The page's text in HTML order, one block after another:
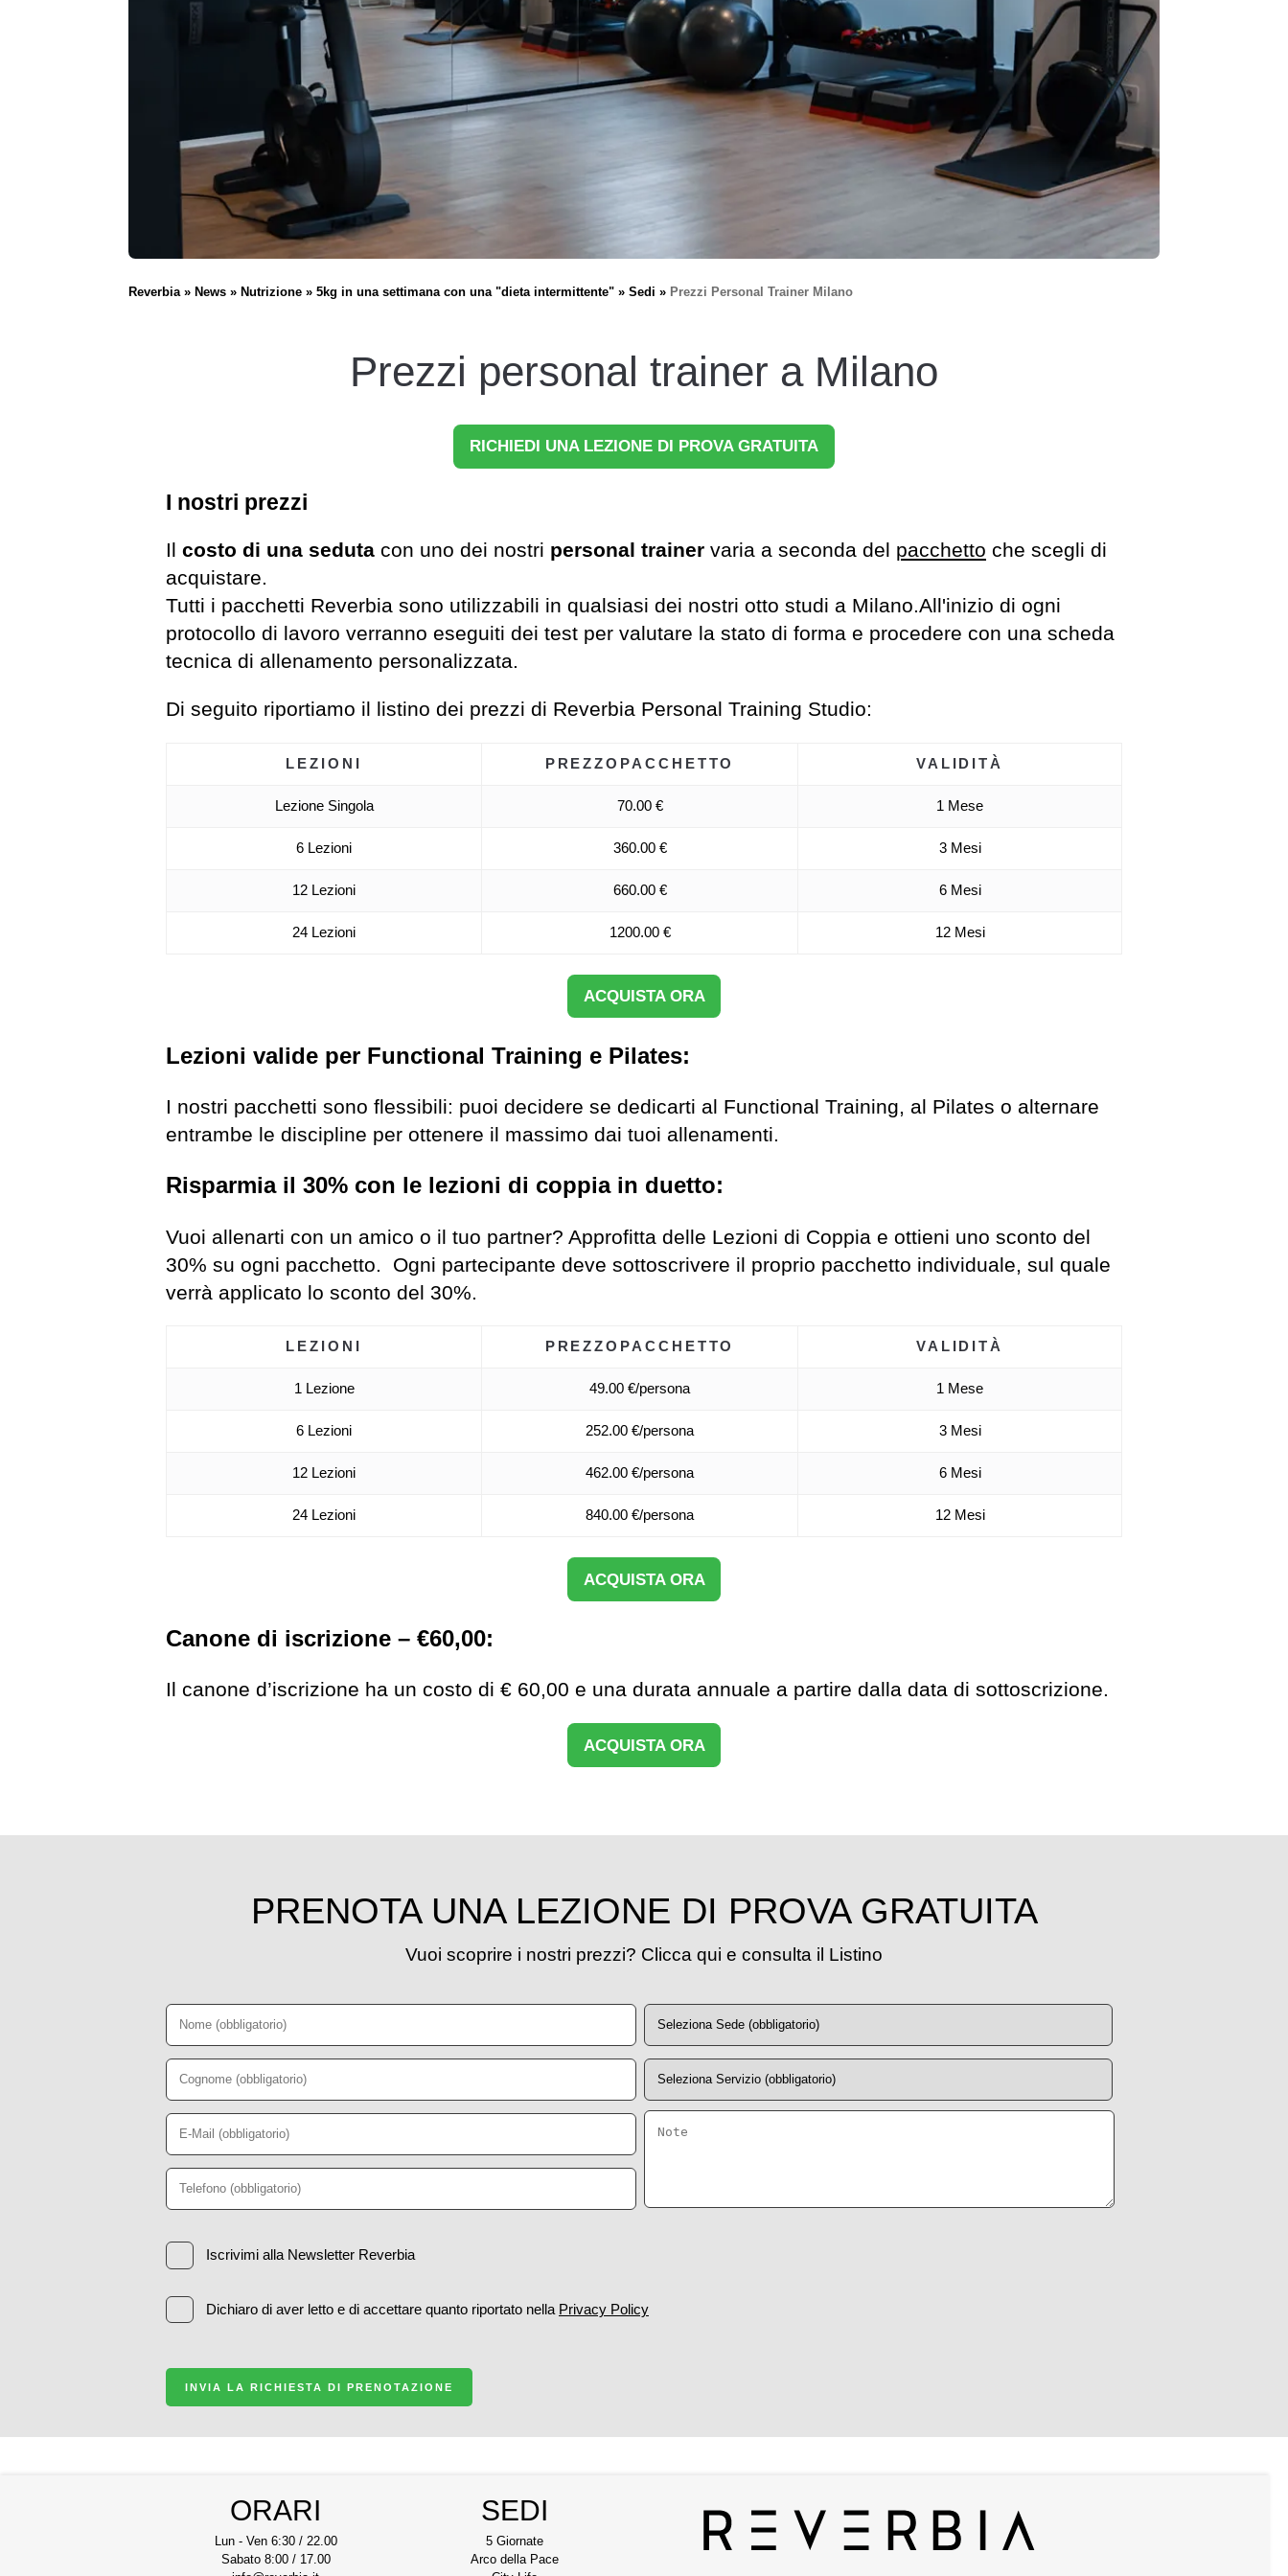
Reverbia News Nutrizione 5kg in una settimana con una "dieta intermittente" Sedi Prezzi Personal Trainer Milano
Prezzi personal trainer a Milano
RICHIEDI UNA LEZIONE DI PROVA GRATUITA
I nostri prezzi
Il costo di una seduta con uno dei nostri personal trainer varia a seconda del pacchetto che scegli di
acquistare.
Tutti i pacchetti Reverbia sono utilizzabili in qualsiasi dei nostri otto studi a Milano.All'inizio di ogni
protocollo di lavoro verranno eseguiti dei test per valutare la stato di forma e procedere con una scheda
tecnica di allenamento personalizzata.
Di seguito riportiamo il listino dei prezzi di Reverbia Personal Training Studio:
LEZIONI PREZZO PACCHETTO VALIDITÀ
Lezione Singola 70.00 € 1 Mese
6 Lezioni 360.00 € 3 Mesi
12 Lezioni 660.00 € 6 Mesi
24 Lezioni 1200.00 € 12 Mesi
ACQUISTA ORA
Lezioni valide per Functional Training e Pilates:
I nostri pacchetti sono flessibili: puoi decidere se dedicarti al Functional Training, al Pilates o alternare
entrambe le discipline per ottenere il massimo dai tuoi allenamenti.
Risparmia il 30% con le lezioni di coppia in duetto:
Vuoi allenarti con un amico o il tuo partner? Approfitta delle Lezioni di Coppia e ottieni uno sconto del
30% su ogni pacchetto. Ogni partecipante deve sottoscrivere il proprio pacchetto individuale, sul quale
verrà applicato lo sconto del 30%.
LEZIONI PREZZO PACCHETTO VALIDITÀ
1 Lezione 49.00 €/persona 1 Mese
6 Lezioni 252.00 €/persona 3 Mesi
12 Lezioni 462.00 €/persona 6 Mesi
24 Lezioni 840.00 €/persona 12 Mesi
ACQUISTA ORA
Canone di iscrizione – €60,00:
Il canone d’iscrizione ha un costo di € 60,00 e una durata annuale a partire dalla data di sottoscrizione.
ACQUISTA ORA
PRENOTA UNA LEZIONE DI PROVA GRATUITA
Vuoi scoprire i nostri prezzi? Clicca qui e consulta il Listino
Iscrivimi alla Newsletter Reverbia
Dichiaro di aver letto e di accettare quanto riportato nella Privacy Policy
INVIA LA RICHIESTA DI PRENOTAZIONE
ORARI
Lun - Ven 6:30 / 22.00
Sabato 8:00 / 17.00
SEDI
5 Giornate
Arco della Pace